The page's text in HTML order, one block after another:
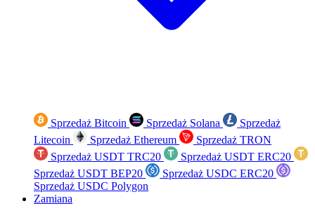
Sprzedaż Bitcoin Sprzedaż Solana
Sprzedaż
Litecoin
Sprzedaż Ethereum
Sprzedaż TRON
Sprzedaż USDT TRC20
Sprzedaż USDT ERC20
Sprzedaż USDT BEP20
Sprzedaż USDC ERC20
Sprzedaż USDC Polygon
Zamiana